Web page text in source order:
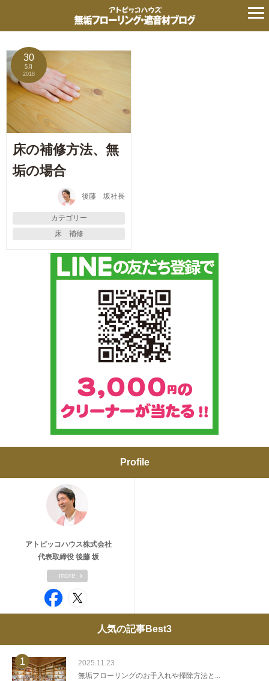
30
5月
2018
床の補修方法、無
垢の場合
後藤 坂社長
カテゴリー
床 補修
Profile
アトピッコハウス株式会社
代表取締役 後藤 坂
more
人気の記事Best3
1
2025.11.23
無垢フローリングのお手入れや掃除方法と...